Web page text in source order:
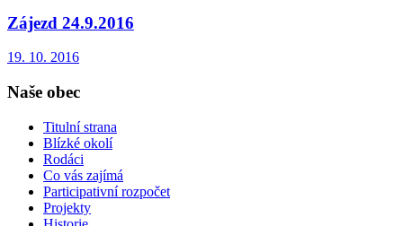
Zájezd 24.9.2016
19. 10. 2016
Naše obec
Titulní strana
Blízké okolí
Rodáci
Co vás zajímá
Participativní rozpočet
Projekty